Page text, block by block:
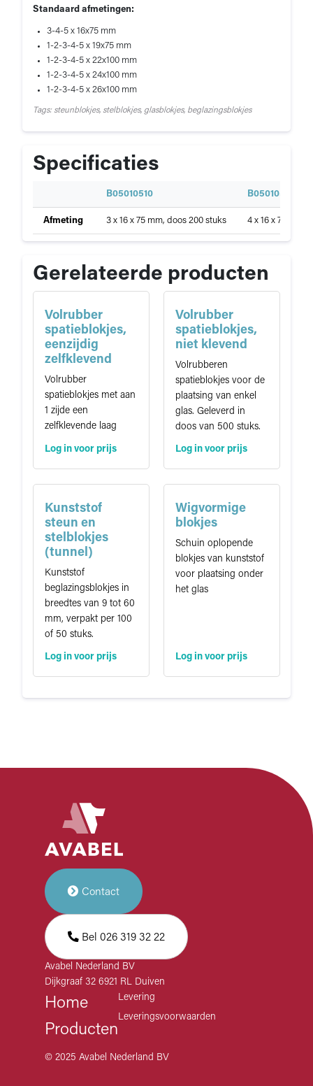
Standaard afmetingen:
3-4-5 x 16x75 mm
1-2-3-4-5 x 19x75 mm
1-2-3-4-5 x 22x100 mm
1-2-3-4-5 x 24x100 mm
1-2-3-4-5 x 26x100 mm
Tags: steunblokjes, stelblokjes, glasblokjes, beglazingsblokjes
Specificaties
Specificaties
Rubber
en
p
e
f
i
a
t
e
B05010510 B05010520
Afmeting 3 x 16 x 75 mm, doos 200 stuks 4 x 16 x 75 mm,
Gerelateerde producten
Volrubber
spatieblokjes,
eenzijdig
zelfklevend
Volrubber
spatieblokjes met aan
1 zijde een
zelfklevende laag
Log in voor prijs
Volrubber
spatieblokjes,
niet klevend
Volrubberen
spatieblokjes voor de
plaatsing van enkel
glas. Geleverd in
doos van 500 stuks.
Log in voor prijs
Kunststof
steun en
stelblokjes
(tunnel)
Kunststof
beglazingsblokjes in
breedtes van 9 tot 60
mm, verpakt per 100
of 50 stuks.
Log in voor prijs
Wigvormige
blokjes
Schuin oplopende
blokjes van kunststof
voor plaatsing onder
het glas
Log in voor prijs
Contact
Bel 026 319 32 22
Avabel Nederland BV
Dijkgraaf 32 6921 RL Duiven
Home
Producten
Levering
Leveringsvoorwaarden
© 2025 Avabel Nederland BV